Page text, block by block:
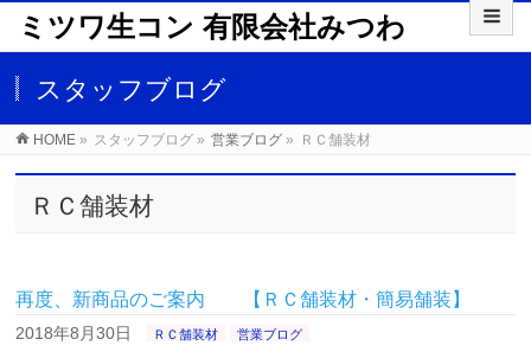
ミツワ生コン 有限会社みつわ
スタッフブログ
HOME » スタッフブログ » 営業ブログ » ＲＣ舗装材
ＲＣ舗装材
再度、新商品のご案内 【ＲＣ舗装材・簡易舗装】
2018年8月30日 ＲＣ舗装材 営業ブログ